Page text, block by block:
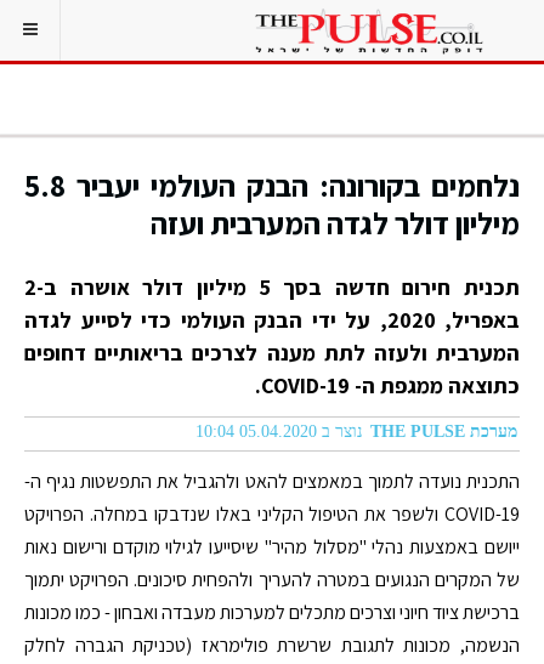
נלחמים בקורונה: הבנק העולמי יעביר 5.8
מיליון דולר לגדה המערבית ועזה
תכנית חירום חדשה בסך 5 מיליון דולר אושרה ב-2
באפריל, 2020, על ידי הבנק העולמי כדי לסייע לגדה
המערבית ולעזה לתת מענה לצרכים בריאותיים דחופים
כתוצאה ממגפת ה- COVID-19.
מערכת THE PULSE נוצר ב 05.04.2020 10:04
התכנית נועדה לתמוך במאמצים להאט ולהגביל את התפשטות נגיף ה-
COVID-19 ולשפר את הטיפול הקליני באלו שנדבקו במחלה. הפרויקט
ייושם באמצעות נהלי "מסלול מהיר" שיסייעו לגילוי מוקדם ורישום נאות
של המקרים הנגועים במטרה להעריך ולהפחית סיכונים. הפרויקט יתמוך
ברכישת ציוד חיוני וצרכים מתכלים למערכות מעבדה ואבחון - כמו מכונות
הנשמה, מכונות לתגובת שרשרת פולימראז (טכניקת הגברה לחלק